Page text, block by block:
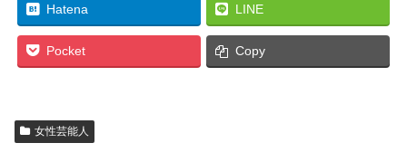
Hatena LINE
Pocket Copy
女性芸能人